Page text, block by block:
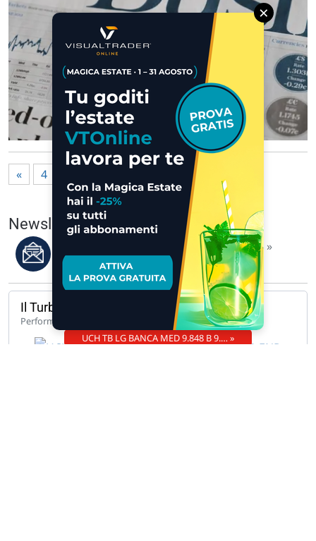
« 4 10
Newsletter del 07/08/2026
Leggi i migliori articoli della settimana »
Il Turbo del giorno
Performance 1 anno
UCH TB LG BANCA MED 9.848 B 9.… »
×